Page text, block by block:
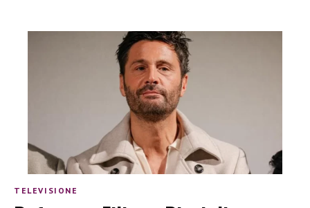
TELEVISIONE